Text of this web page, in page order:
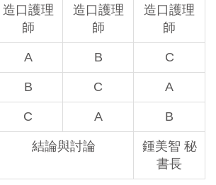
造口護理
師
造口護理
師
造口護理
師
A B C
B C A
C A B
結論與討論
鍾美智 秘
書長